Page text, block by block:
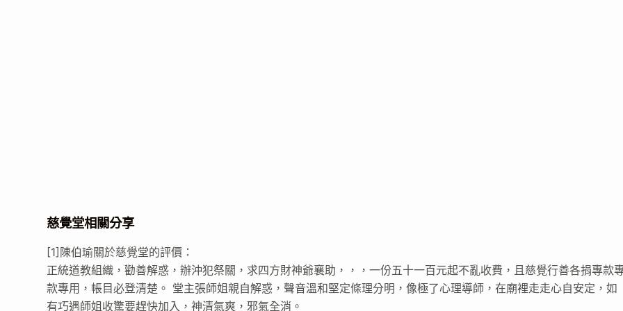
慈覺堂相關分享
[1]陳伯瑜關於慈覺堂的評價：
正統道教組織，勸善解惑，辦沖犯祭關，求四方財神爺襄助，，，一份五十一百元起不亂收費，且慈覺行善各捐專款
款專用，帳目必登清楚。 堂主張師姐親自解惑，聲音溫和堅定條理分明，像極了心理導師，在廟裡走走心自安定，如
有巧遇師姐收驚要趕快加入，神清氣爽，邪氣全消。